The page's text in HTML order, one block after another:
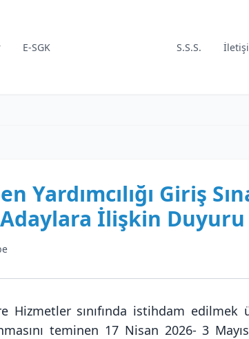
E-SGK S.S.S.
Giriş
İlişkin Duyuru
sınıfında istihdam edilmek
teminen 17 Nisan 2026- 3